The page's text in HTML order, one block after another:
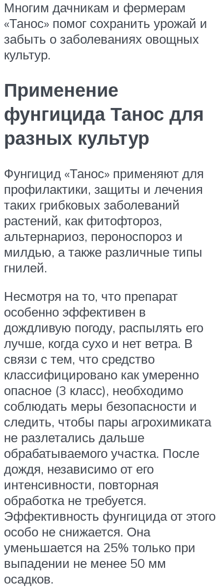
Многим дачникам и фермерам
«Танос» помог сохранить урожай и
забыть о заболеваниях овощных
культур.
Применение
фунгицида Танос для
разных культур
Фунгицид «Танос» применяют для
профилактики, защиты и лечения
таких грибковых заболеваний
растений, как фитофтороз,
альтернариоз, пероноспороз и
милдью, а также различные типы
гнилей.
Несмотря на то, что препарат
особенно эффективен в
дождливую погоду, распылять его
лучше, когда сухо и нет ветра. В
связи с тем, что средство
классифицировано как умеренно
опасное (3 класс), необходимо
соблюдать меры безопасности и
следить, чтобы пары агрохимиката
не разлетались дальше
обрабатываемого участка. После
дождя, независимо от его
интенсивности, повторная
обработка не требуется.
Эффективность фунгицида от этого
особо не снижается. Она
уменьшается на 25% только при
выпадении не менее 50 мм
осадков.